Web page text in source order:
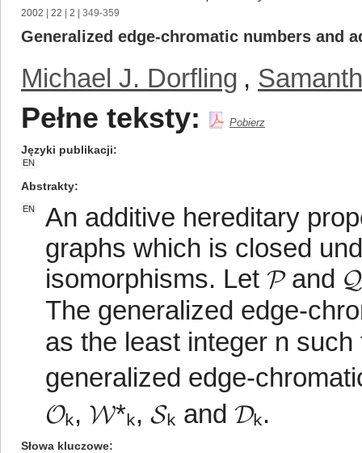
2002 22 2 | 349-359
Generalized edge-chromatic numbers and
Michael J. Dorfling ,
Pełne teksty: Pobierz
Języki publikacji
EN
Abstrakty
EN
An additive hereditary
graphs which is closed
isomorphisms. Let 𝓟 and
The generalized edge-
as the least integer n
generalized edge-
𝓞ₖ, 𝓦*ₖ, 𝓢ₖ and 𝓓ₖ.
Słowa kluczowe